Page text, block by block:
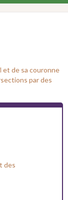
et de sa couronne
par des
des